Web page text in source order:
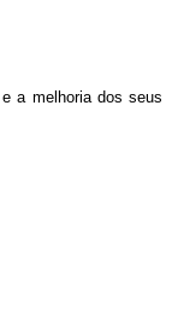
a melhoria dos seus